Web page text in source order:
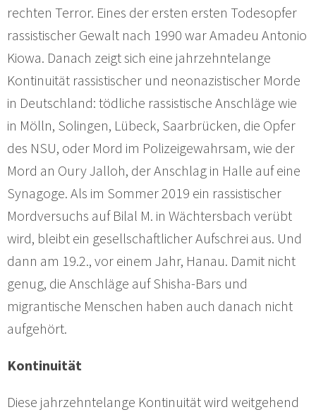
rechten Terror. Eines der ersten ersten Todesopfer
rassistischer Gewalt nach 1990 war Amadeu Antonio
Kiowa. Danach zeigt sich eine jahrzehntelange
Kontinuität rassistischer und neonazistischer Morde
in Deutschland: tödliche rassistische Anschläge wie
in Mölln, Solingen, Lübeck, Saarbrücken, die Opfer
des NSU, oder Mord im Polizeigewahrsam, wie der
Mord an Oury Jalloh, der Anschlag in Halle auf eine
Synagoge. Als im Sommer 2019 ein rassistischer
Mordversuchs auf Bilal M. in Wächtersbach verübt
wird, bleibt ein gesellschaftlicher Aufschrei aus. Und
dann am 19.2., vor einem Jahr, Hanau. Damit nicht
genug, die Anschläge auf Shisha-Bars und
migrantische Menschen haben auch danach nicht
aufgehört.
Kontinuität
Diese jahrzehntelange Kontinuität wird weitgehend